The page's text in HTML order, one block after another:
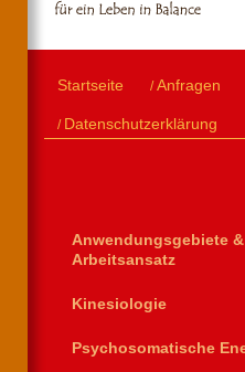
Startseite Anfragen
Datenschutzerklärung
Anwendungsgebiete &
Arbeitsansatz
Kinesiologie
Psychosomatische